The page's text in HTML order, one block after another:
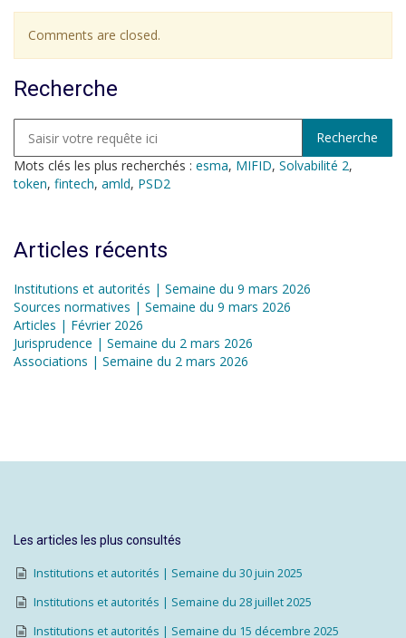
Comments are closed.
Recherche
Mots clés les plus recherchés : esma, MIFID, Solvabilité 2,
token, fintech, amld, PSD2
Articles récents
Institutions et autorités | Semaine du 9 mars 2026
Sources normatives | Semaine du 9 mars 2026
Articles | Février 2026
Jurisprudence | Semaine du 2 mars 2026
Associations | Semaine du 2 mars 2026
Les articles les plus consultés
Institutions et autorités | Semaine du 30 juin 2025
Institutions et autorités | Semaine du 28 juillet 2025
Institutions et autorités | Semaine du 15 décembre 2025